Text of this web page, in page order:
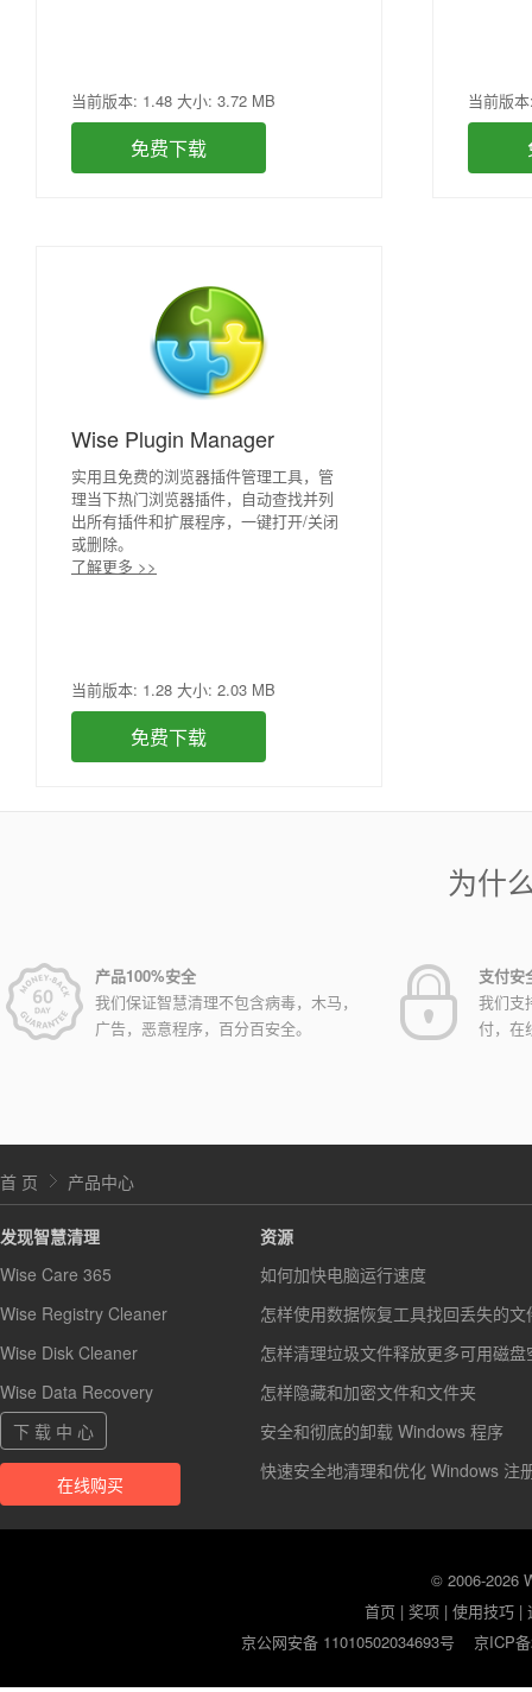
当前版本: 1.48 大小: 3.72 MB
免费下载
当前版
Wise Plugin Manager
实用且免费的浏览器插件管理工具，管
理当下热门浏览器插件，自动查找并列
出所有插件和扩展程序，一键打开/关闭
或删除。
了解更多 >>
当前版本: 1.28 大小: 2.03 MB
免费下载
为什
产品100%安全
我们保证智慧清理不包含病毒，木马，
广告，恶意程序，百分百安全。
支付安
我们支
付，在
首 页 产品中心
发现智慧清理
Wise Care 365
Wise Registry Cleaner
Wise Disk Cleaner
Wise Data Recovery
下 载 中 心
在线购买
资源
如何加快电脑运行速度
怎样使用数据恢复工具找回丢失的文
怎样清理垃圾文件释放更多可用磁盘
怎样隐藏和加密文件和文件夹
安全和彻底的卸载 Windows 程序
快速安全地清理和优化 Windows 注
© 2006-2026
首页 |奖项 |使用技巧 |
京公网安备 11010502034693号
京ICP